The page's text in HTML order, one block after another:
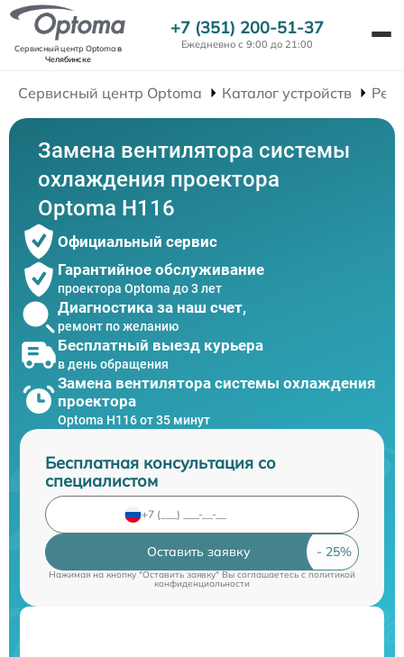
Сервисный центр Optomaв
Челябинске
+7 (351) 200-51-37
Ежедневно с 9:00 до 21:00
Сервисный центр Optoma Каталог устройств
Замена вентилятора системы
охлаждения проектора
Optoma H116
Официальный сервис
Гарантийное обслуживание
проектора Optoma до 3 лет
Диагностика за наш счет,
ремонт по желанию
Бесплатный выезд курьера
в день обращения
Замена вентилятора системы охлаждения
проектора
Optoma H116 от 35 минут
Бесплатная консультация со
специалистом
Оставить заявку
Нажимая на кнопку "Оставить заявку" Вы соглашаетесь cполитикой
конфиденциальности